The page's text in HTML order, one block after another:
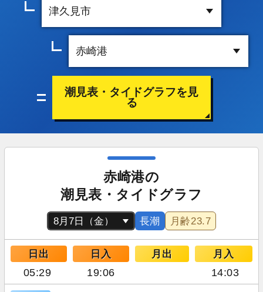
潮見表・タイドグラフを見
る
赤崎港の
潮見表・タイドグラフ
長潮 月齢23.7
日出 日入 月出 月入
05:29 19:06 14:03